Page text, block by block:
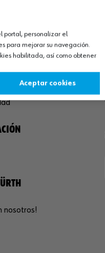
nosotros!
portal, personalizar el
para mejorar su navegación.
habilitada, así como obtener
Aceptar cookies